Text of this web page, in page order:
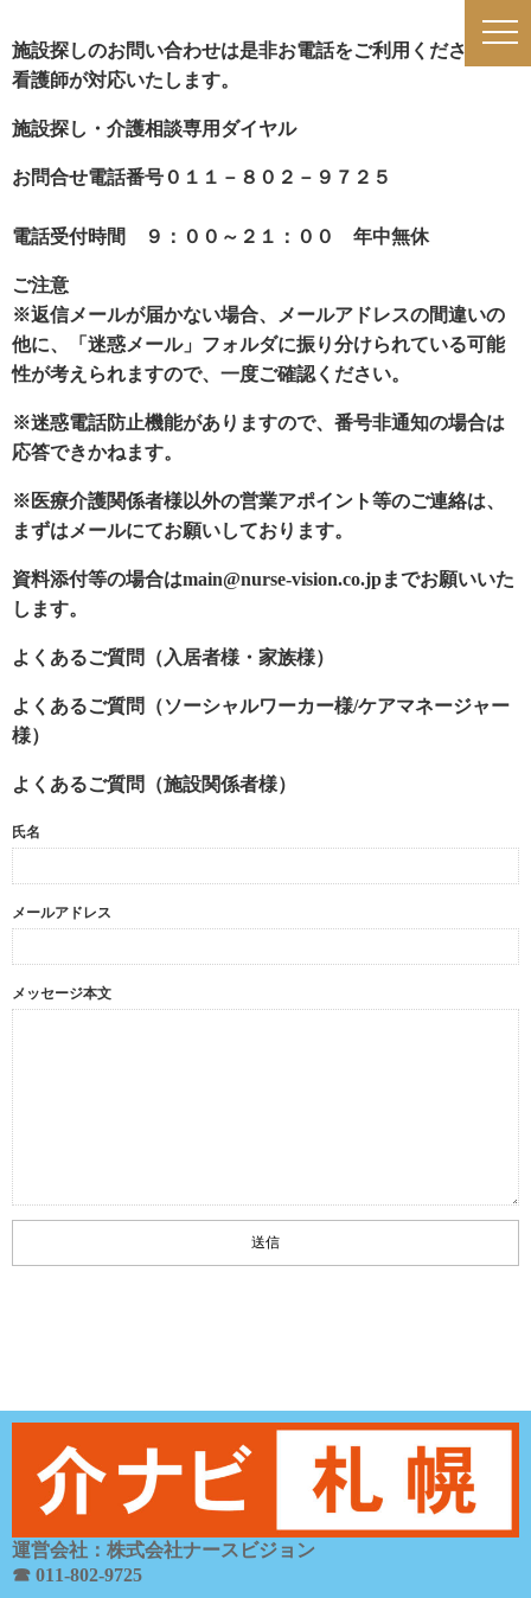
施設探しのお問い合わせは是非お電話をご利用ください。
看護師が対応いたします。
施設探し・介護相談専用ダイヤル
お問合せ電話番号０１１－８０２－９７２５
電話受付時間 ９：００～２１：００ 年中無休
ご注意
※返信メールが届かない場合、メールアドレスの間違いの
他に、「迷惑メール」フォルダに振り分けられている可能
性が考えられますので、一度ご確認ください。
※迷惑電話防止機能がありますので、番号非通知の場合は
応答できかねます。
※ 医療介護関係者様以外の営業アポイント等のご連絡は、
まずはメールにてお願いしております。
資料添付等の場合はmain@nurse-vision.co.jpまでお願いいた
します。
よくあるご質問（入居者様・家族様）
よくあるご質問（ソーシャルワーカー様/ケアマネージャー
様）
よくあるご質問（施設関係者様）
氏名
メールアドレス
メッセージ本文
運営会社：株式会社ナースビジョン
☎ 011-802-9725